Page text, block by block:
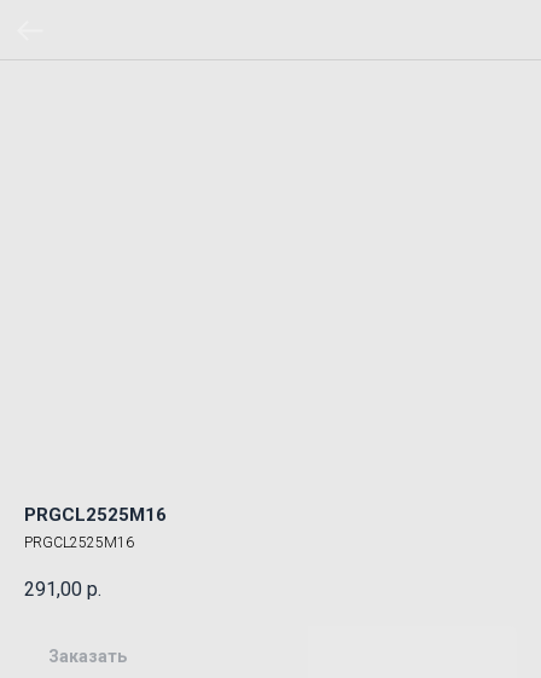
PRGCL2525M16
PRGCL2525M16
291,00 р.
Заказать